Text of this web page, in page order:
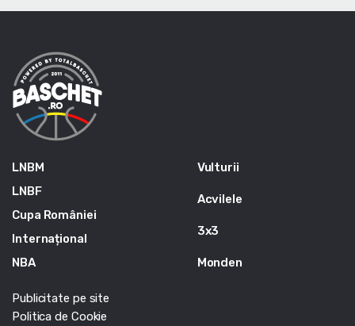
LNBM
LNBF
Cupa României
Internațional
NBA
Vulturii
Acvilele
3x3
Monden
Publicitate pe site
Politica de Cookie